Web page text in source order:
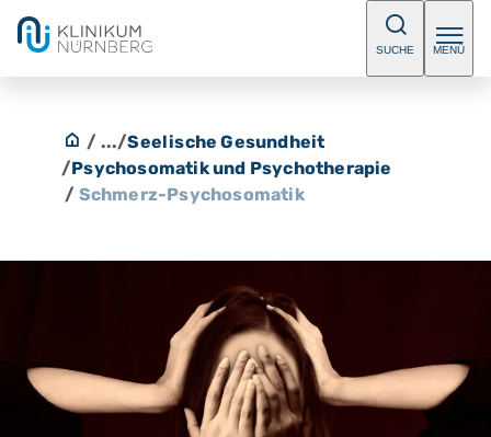
SUCHE MENÜ
/ .../Seelische Gesundheit
/Psychosomatik und Psychotherapie
/ Schmerz-Psychosomatik